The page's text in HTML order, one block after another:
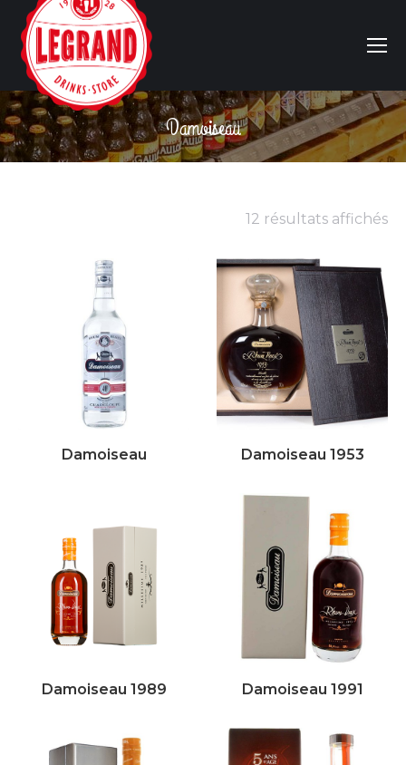
Damoiseau
Vous êtes ici :
12 résultats affichés
Damoiseau Damoiseau 1953
Damoiseau 1989 Damoiseau 1991